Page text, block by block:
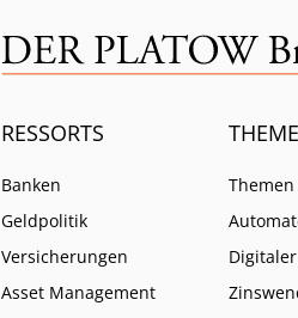
RESSORTS
Banken
Geldpolitik
Versicherungen
Asset Management
Themen